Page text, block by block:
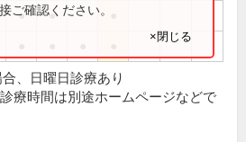
● ●
ご確認ください。
×閉じる
、日曜日診療あり
療時間は別途ホームページなどで